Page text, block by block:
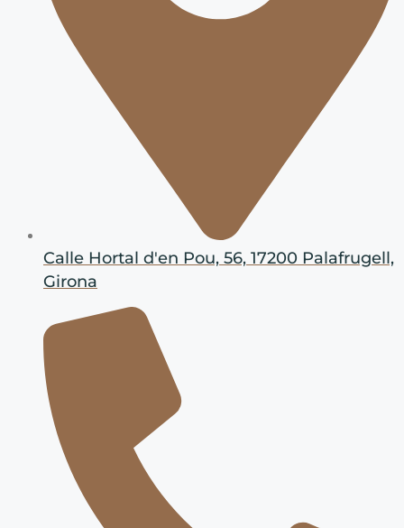
Calle Hortal d'en Pou, 56, 17200 Palafrugell,
Girona